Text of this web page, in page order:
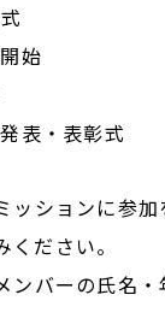
始
・表彰式
ッションに参
ださい。
ンバーの氏名